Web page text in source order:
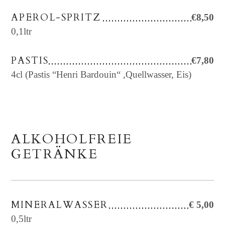
APEROL-SPRITZ
0,1ltr
€8,50
PASTIS
4cl (Pastis “Henri Bardouin“ ,Quellwasser, Eis)
€7,80
ALKOHOLFREIE
GETRÄNKE
MINERALWASSER
0,5ltr
€ 5,00